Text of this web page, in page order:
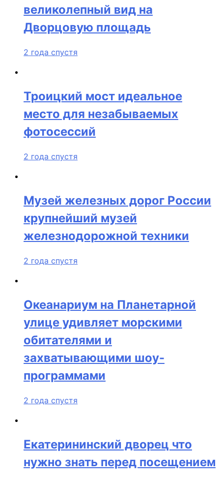
великолепный вид на
Дворцовую площадь
2 года спустя
Троицкий мост идеальное
место для незабываемых
фотосессий
2 года спустя
Музей железных дорог России
крупнейший музей
железнодорожной техники
2 года спустя
Океанариум на Планетарной
улице удивляет морскими
обитателями и
захватывающими шоу-
программами
2 года спустя
Екатерининский дворец что
нужно знать перед посещением